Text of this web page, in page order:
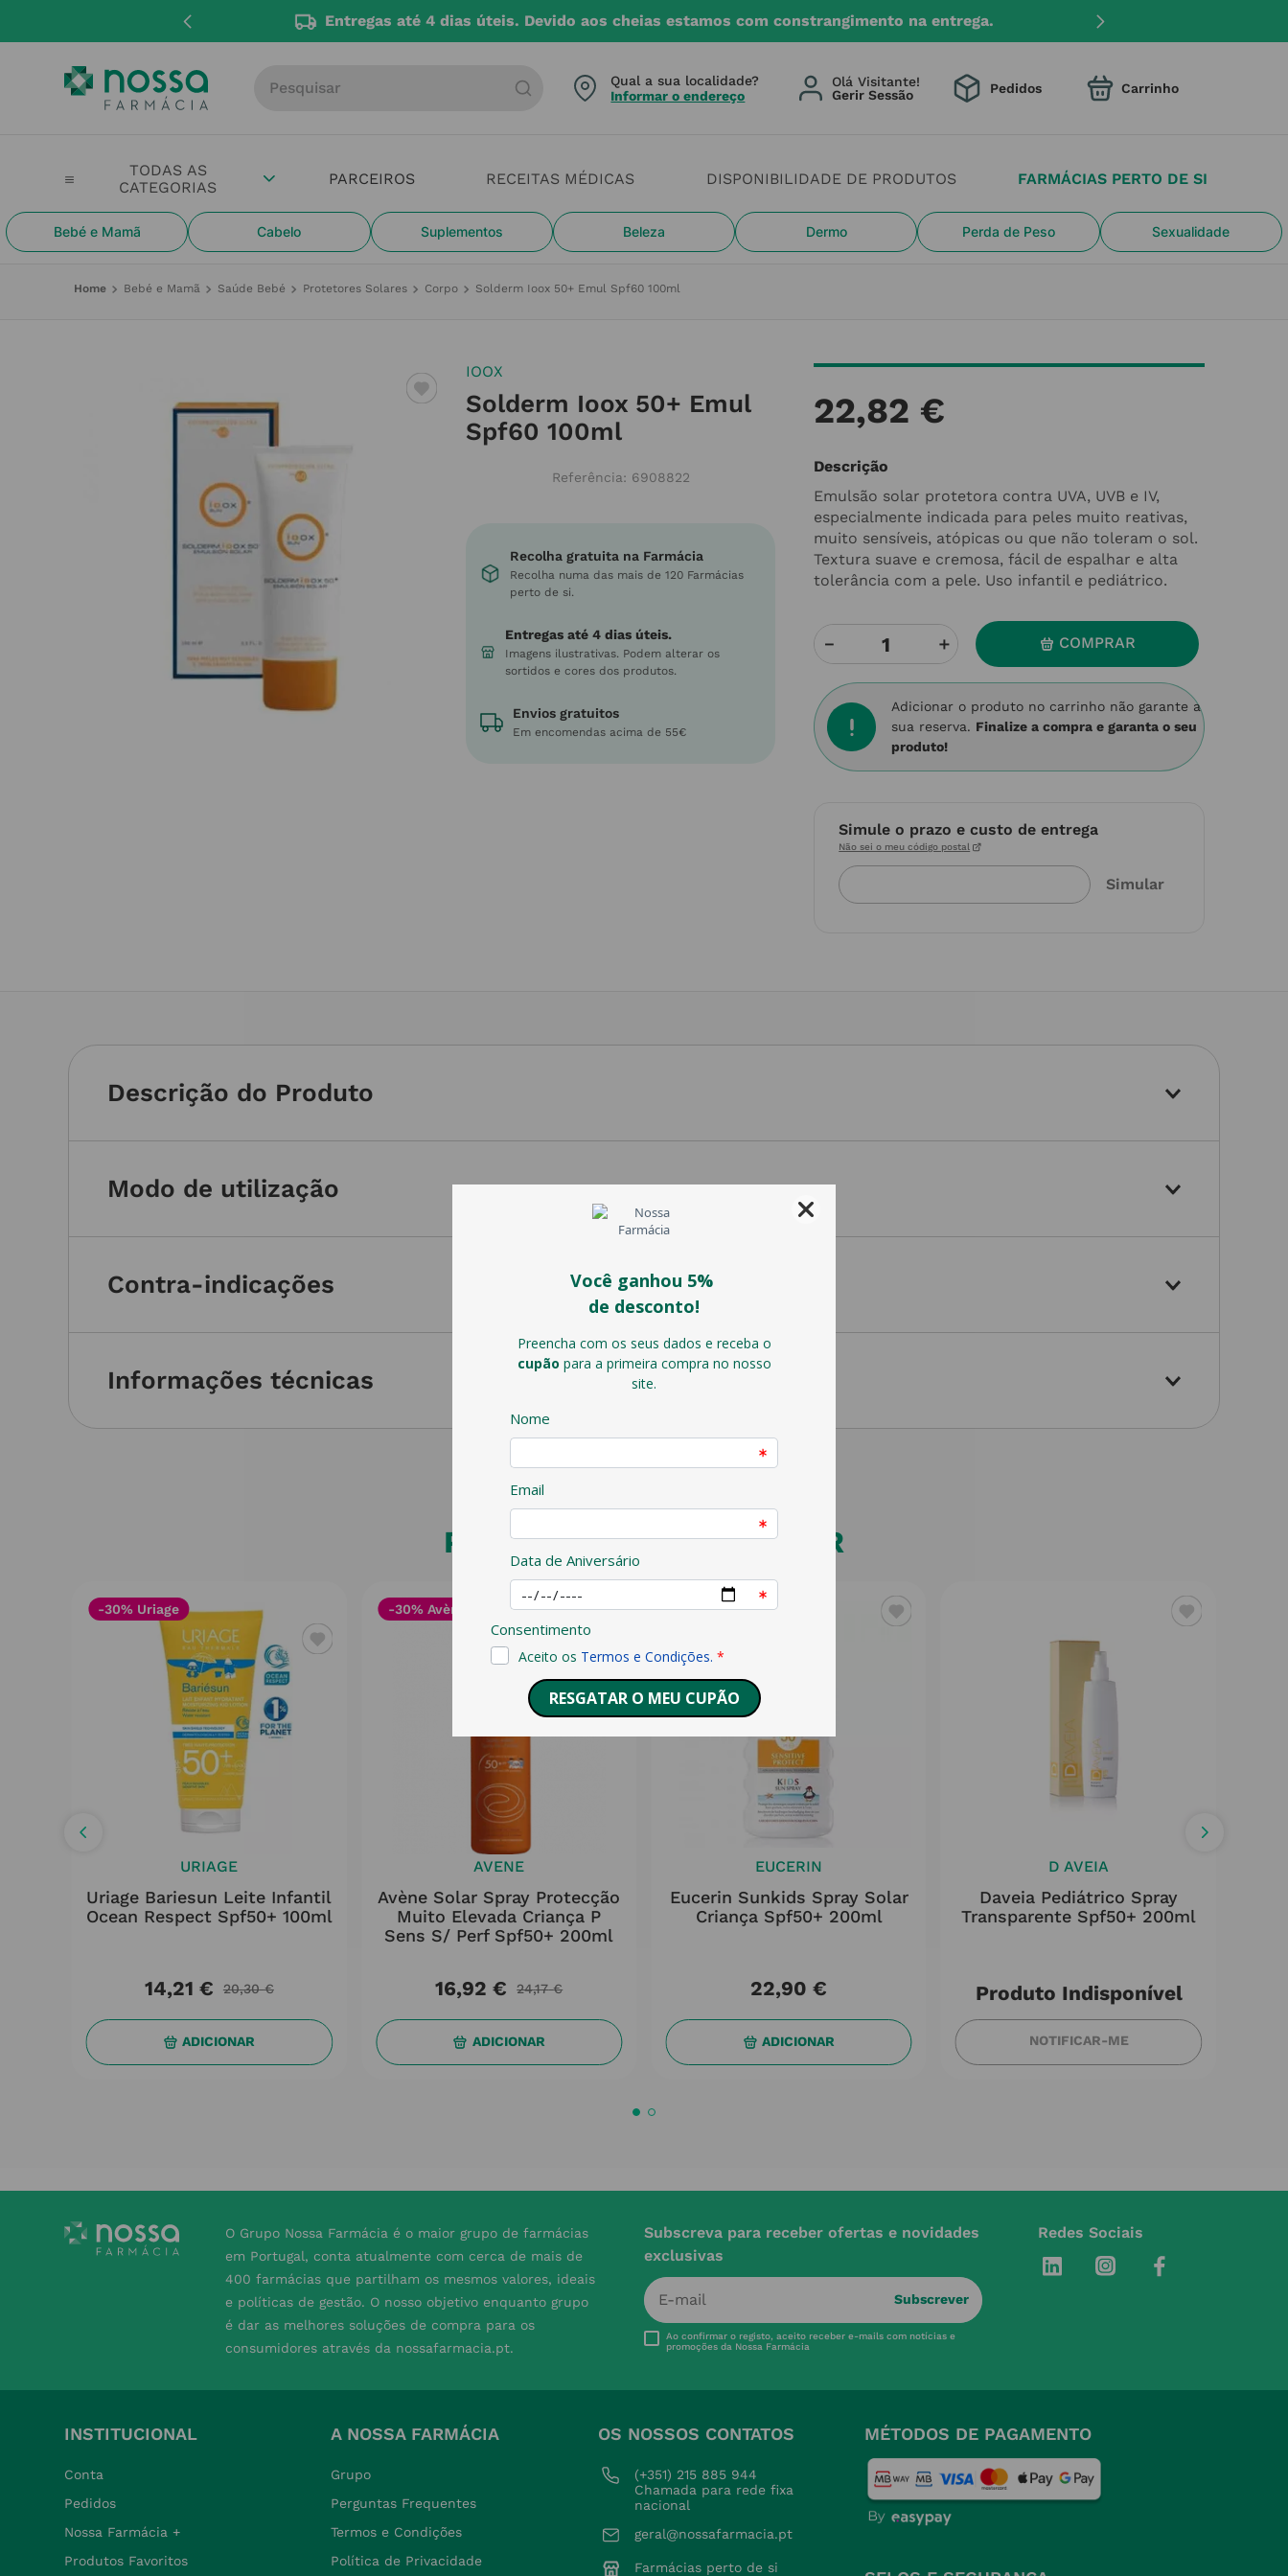
Entregas até 4 dias úteis. Devido aos cheias estamos com constrangimento na entrega.
PARCEIROS RECEITAS MÉDICAS DISPONIBILIDADE DE PRODUTOS FARMÁCIAS PERTO DE SI
Bebé e Mamã Cabelo Suplementos Beleza Dermo Perda de Peso Sexualidade
Qual a sua localidade?
Informar o endereço
Olá Visitante! Pedidos
Bebé e Mamã Saúde Bebé Protetores Solares Corpo Solderm Ioox 50+ Emul Spf60 100ml
IOOX
Solderm Ioox 50+ Emul
Spf60 100ml
Referência: 6908822
Recolha gratuita na Farmácia
Recolha numa das mais de 120 Farmácias
perto de si.
Entregas até 4 dias úteis.
Imagens ilustrativas. Podem alterar os
sortidos e cores dos produtos.
Envios gratuitos
Em encomendas acima de 55€
22,82 €
Descrição
Emulsão solar protetora contra UVA, UVB e IV,
especialmente indicada para peles muito reativas,
muito sensíveis, atópicas ou que não toleram o sol.
Textura suave e cremosa, fácil de espalhar e alta
tolerância com a pele. Uso infantil e pediátrico.
＋
－ COMPRAR
Adicionar o produto no carrinho não garante a
sua reserva. Finalize a compra e garanta o seu
produto!
Simule o prazo e custo de entrega
Não sei o meu código postal
Descrição do Produto
Modo de utilização
Contra-indicações
Informações técnicas
PODERÁ TAMBÉM GOSTAR
-30% Uriage
URIAGE
Uriage Bariesun Leite Infantil
Ocean Respect Spf50+ 100ml
20,30 €
14,21 €
ADICIONAR
-30% Avène
AVENE
Avène Solar Spray Protecção
Muito Elevada Criança P
Sens S/ Perf Spf50+ 200ml
24,17 €
16,92 €
ADICIONAR
EUCERIN
Eucerin Sunkids Spray Solar
Criança Spf50+ 200ml
22,90 €
ADICIONAR
D AVEIA
Daveia Pediátrico Spray
Transparente Spf50+ 200ml
Produto Indisponível
NOTIFICAR-ME
O Grupo Nossa Farmácia é o maior grupo de farmácias
em Portugal, conta atualmente com cerca de mais de
400 farmácias que partilham os mesmos valores, ideais
e políticas de gestão. O nosso objetivo enquanto grupo
é dar as melhores soluções de compra para os
consumidores através da nossafarmacia.pt.
Subscreva para receber ofertas e novidades
exclusivas
Subscrever
Ao confirmar o registo, aceito receber e-mails com notícias e
promoções da Nossa Farmácia
Redes Sociais
INSTITUCIONAL
Conta
Pedidos
Nossa Farmácia +
Produtos Favoritos
A NOSSA FARMÁCIA
Grupo
Perguntas Frequentes
Termos e Condições
Política de Privacidade
OS NOSSOS CONTATOS
(+351) 215 885 944
Chamada para rede fixa
nacional
geral@nossafarmacia.pt
Farmácias perto de si
MÉTODOS DE PAGAMENTO